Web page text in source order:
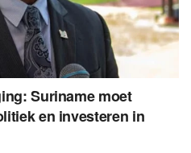
Suriname moet
en investeren in